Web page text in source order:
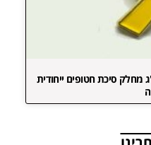
מחלק סיכת חטופים ייחודית